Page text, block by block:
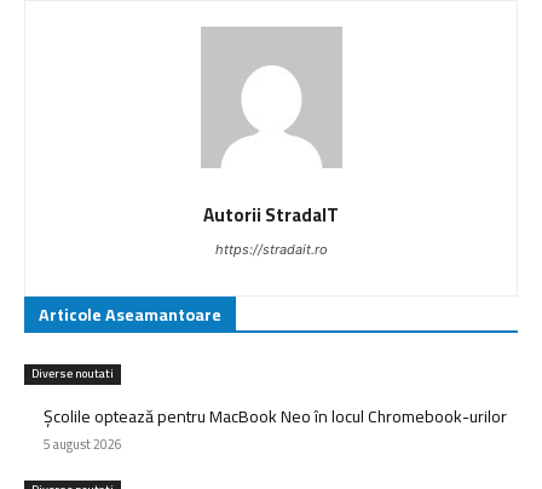
Autorii StradaIT
https://stradait.ro
Articole Aseamantoare
Diverse noutati
Școlile optează pentru MacBook Neo în locul Chromebook-urilor
5 august 2026